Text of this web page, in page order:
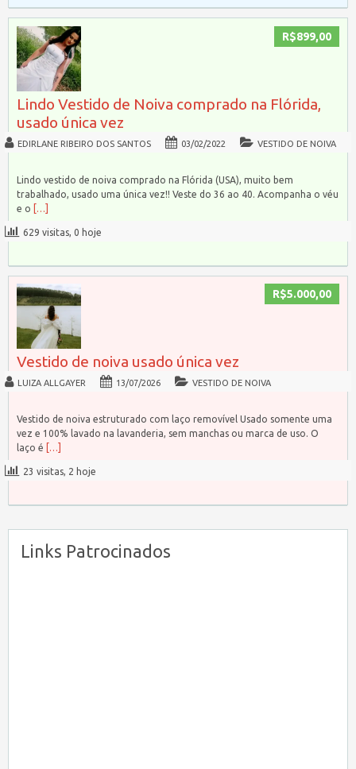
R$899,00
Lindo Vestido de Noiva comprado na Flórida,
usado única vez
EDIRLANE RIBEIRO DOS SANTOS 03/02/2022 VESTIDO DE NOIVA
Lindo vestido de noiva comprado na Flórida (USA), muito bem
trabalhado, usado uma única vez!! Veste do 36 ao 40. Acompanha o véu
e o […]
629 visitas, 0 hoje
R$5.000,00
Vestido de noiva usado única vez
LUIZA ALLGAYER 13/07/2026 VESTIDO DE NOIVA
Vestido de noiva estruturado com laço removível Usado somente uma
vez e 100% lavado na lavanderia, sem manchas ou marca de uso. O
laço é […]
23 visitas, 2 hoje
Links Patrocinados